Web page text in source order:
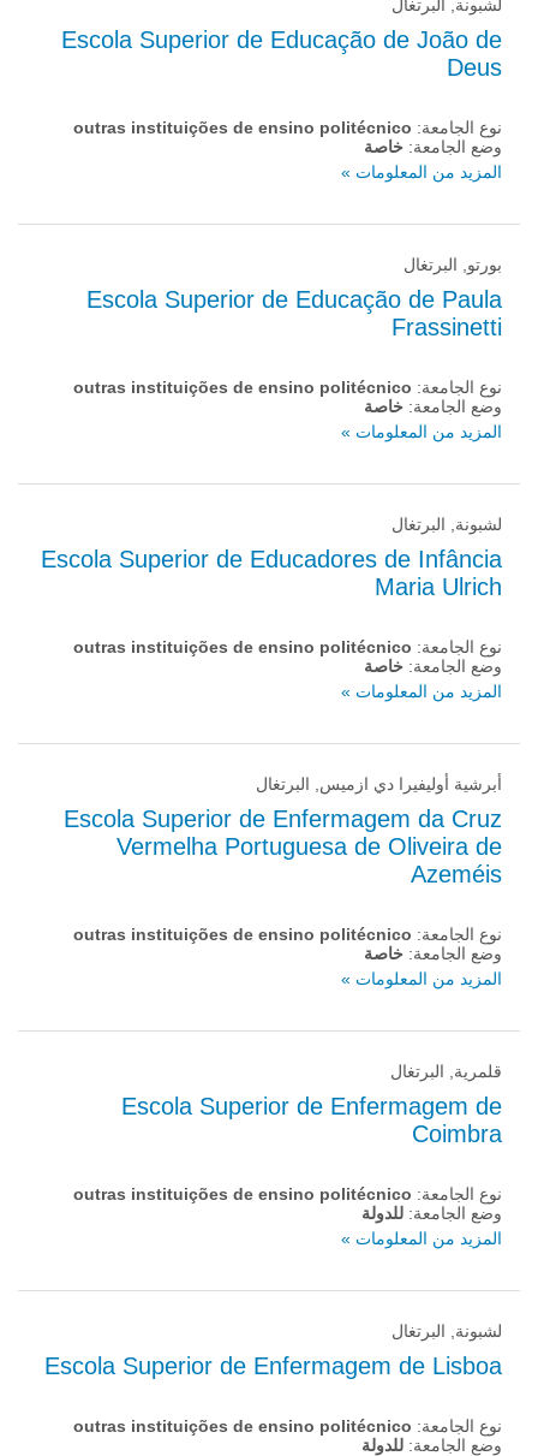
لشبونة, البرتغال
Escola Superior de Educação de João de
Deus
نوع الجامعة: outras instituições de ensino politécnico
وضع الجامعة: خاصة
المزيد من المعلومات »
بورتو, البرتغال
Escola Superior de Educação de Paula
Frassinetti
نوع الجامعة: outras instituições de ensino politécnico
وضع الجامعة: خاصة
المزيد من المعلومات »
لشبونة, البرتغال
Escola Superior de Educadores de Infância
Maria Ulrich
نوع الجامعة: outras instituições de ensino politécnico
وضع الجامعة: خاصة
المزيد من المعلومات »
أبرشية أوليفيرا دي ازميس, البرتغال
Escola Superior de Enfermagem da Cruz
Vermelha Portuguesa de Oliveira de
Azeméis
نوع الجامعة: outras instituições de ensino politécnico
وضع الجامعة: خاصة
المزيد من المعلومات »
قلمرية, البرتغال
Escola Superior de Enfermagem de
Coimbra
نوع الجامعة: outras instituições de ensino politécnico
وضع الجامعة: للدولة
المزيد من المعلومات »
لشبونة, البرتغال
Escola Superior de Enfermagem de Lisboa
نوع الجامعة: outras instituições de ensino politécnico
وضع الجامعة: للدولة